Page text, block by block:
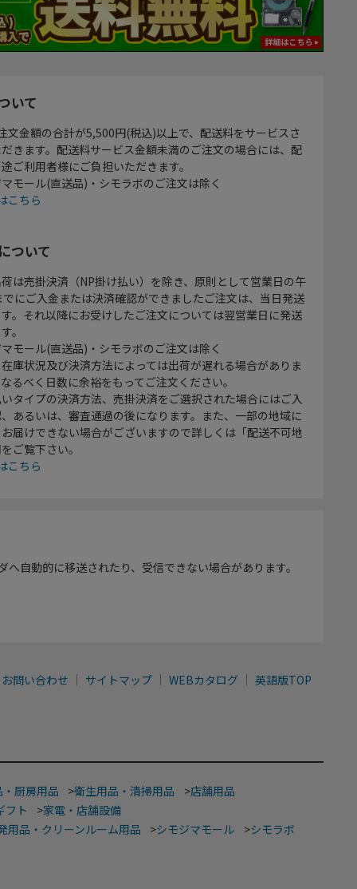
いて
文金額の合計が5,500円(税込)以上で、配送料をサービスさ
きます。配送料サービス金額未満のご注文の場合には、配
ご利用者様にご負担いただきます。
モール(直送品)・シモラボのご注文は除く
こちら
ついて
は売掛決済（NP掛け払い）を除き、原則として営業日の午
でにご入金または決済確認ができましたご注文は、当日発送
。それ以降にお受けしたご注文については翌営業日に発送
。
モール(直送品)・シモラボのご注文は除く
庫状況及び決済方法によっては出荷が遅れる場合がありま
るべく日数に余裕をもってご注文ください。
タイプの決済方法、売掛決済をご選択された場合にはご入
あるいは、審査通過の後になります。また、一部の地域に
届けできない場合がございますので詳しくは「配送不可地
ご覧下さい。
こちら
自動的に移送されたり、受信できない場合があります。
お問い合わせ サイトマップ WEBカタログ 英語版TOP
厨房用品 >衛生用品・清掃用品 >店舗用品
フト >家電・店舗設備
用品・クリーンルーム用品 >シモジマモール >シモラボ